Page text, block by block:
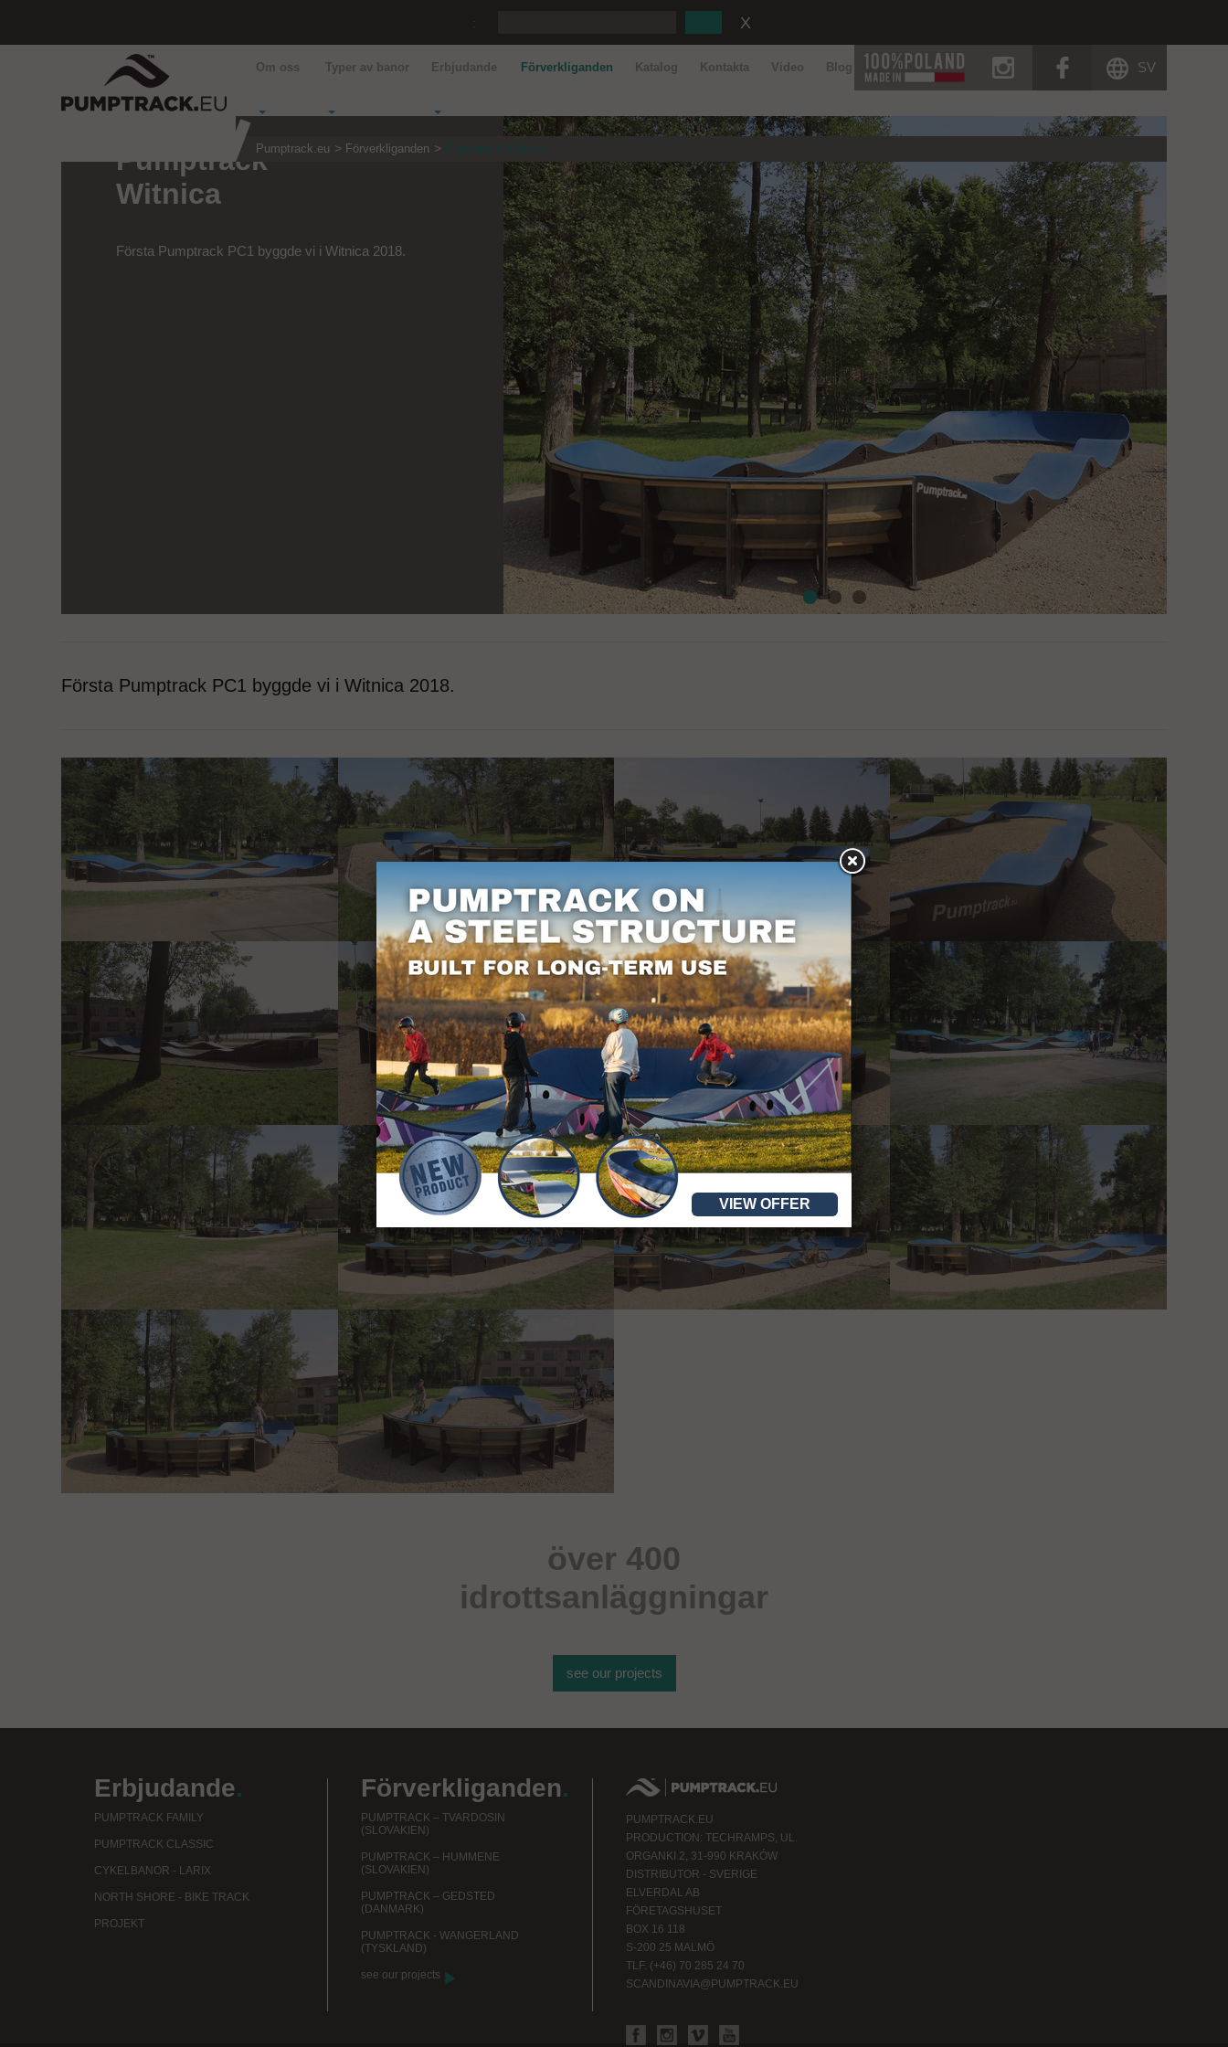
Om oss Typer av banor Erbjudande Förverkliganden Katalog Kontakta Video Blog
instagram
SV
Pumptrack.eu Förverkliganden Pumptrack Witnica
Pumptrack
Witnica
Första Pumptrack PC1 byggde vi i Witnica 2018.
Första Pumptrack PC1 byggde vi i Witnica 2018.
över 400
idrottsanläggningar
see our projects
Erbjudande.
PUMPTRACK FAMILY
PUMPTRACK CLASSIC
CYKELBANOR - LARIX
NORTH SHORE - BIKE TRACK
PROJEKT
Förverkliganden.
PUMPTRACK – TVARDOSIN
(SLOVAKIEN)
PUMPTRACK – HUMMENE
(SLOVAKIEN)
PUMPTRACK – GEDSTED
(DANMARK)
PUMPTRACK - WANGERLAND
(TYSKLAND)
see our projects
PUMPTRACK.EU
PRODUCTION: TECHRAMPS, UL.
ORGANKI 2, 31-990 KRAKÓW
DISTRIBUTOR - SVERIGE
ELVERDAL AB
FÖRETAGSHUSET
BOX 16 118
S-200 25 MALMÖ
TLF. (+46) 70 285 24 70
SCANDINAVIA@PUMPTRACK.EU
VIEW OFFER